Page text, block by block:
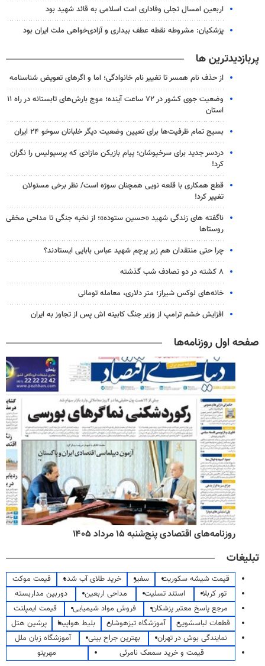
اربعین امسال تجلی وفاداری امت اسلامی به قائد شهید بود
پزشکیان: مشروطه نقطه عطف بیداری و آزادی‌خواهی ملت ایران بود
پربازدیدترین ها
از حذف نام همسر تا تغییر نام خانوادگی؛ اما و اگرهای تعویض شناسنامه
وضعیت جوی کشور در ۷۲ ساعت آینده؛ موج بارش‌های تابستانه در راه ۱۱
استان
بسیج تمام ظرفیت‌ها برای تعیین وضعیت دیگر خلبانان سوخو ۲۴ ایران
دردسر جدید برای سرخپوشان؛ پیام بازیکن مازادی که پرسپولیس را نگران
کرد!
قطع همکاری با قلعه نویی همچنان سوژه است/ نظر برخی مسئولان
تغییر کرد!
ناگفته های زندگی شهید «حسین ستوده»؛ از نخبه جنگی تا مداحی مخفی
روستاها
چرا حتی منتقدان هم زیر پرچم شهید عباس بابایی ایستادند؟
۸ کشته در دو تصادف شب گذشته
خانه‌های لوکس شیراز؛ متر دلاری، معامله تومانی
افزایش خشم ترامپ از وزیر جنگ کابینه اش پس از تجاوز به ایران
صفحه اول روزنامه‌ها
روزنامه‌های اقتصادی پنج‌شنبه ۱۵ مرداد ۱۴۰۵
تبلیغات
قیمت شیشه سکوریت سفیر خرید طلای آب شده
قیمت موکت
تور کربلا
استند تسلیت مداحی اربعین
دوربین مداربسته
مرجع پاسخ معتبر پزشکان
فروش مواد شیمیایی
قیمت ایمپلنت
قطعات لباسشویی
آموزشگاه تیزهوشان بلیط هواپیما
پرشین هتل
نمایندگی بوش در تهران
بهترین جراح بینی
آموزشگاه زبان ملل
قیمت و خرید سمعک نامرئی
مهرینو